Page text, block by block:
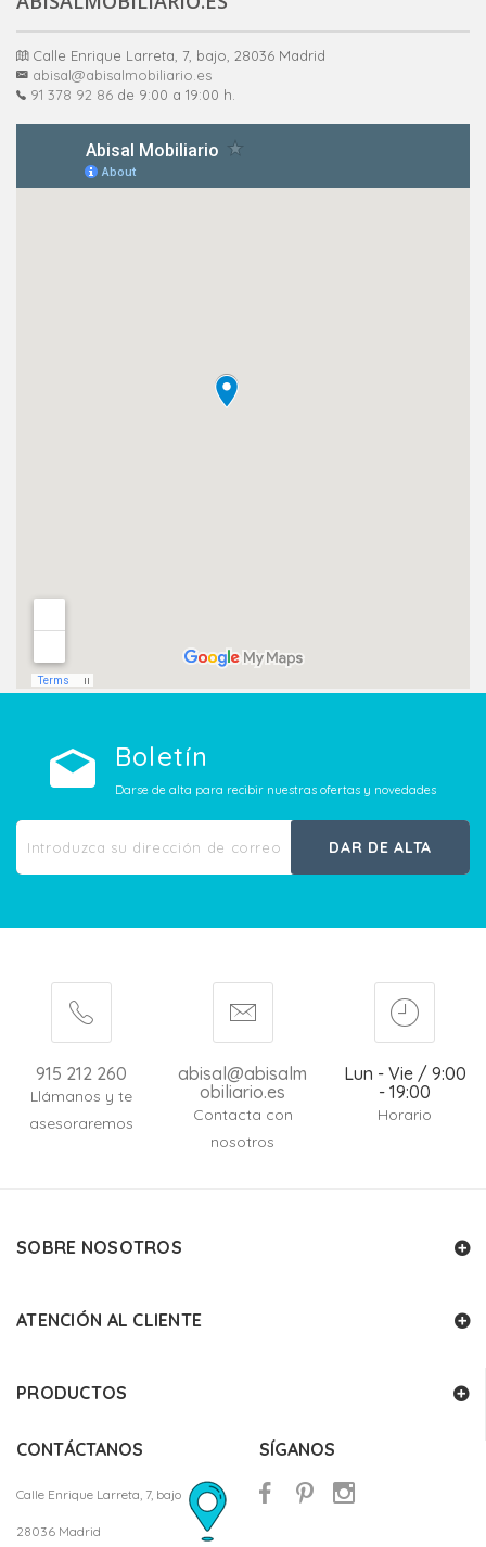
Calle Enrique Larreta, 7, bajo, 28036 Madrid
abisal@abisalmobiliario.es
91 378 92 86 de 9:00 a 19:00 h.
Boletín
Darse de alta para recibir nuestras ofertas y novedades
DAR DE ALTA
915 212 260
Llámanos y te
asesoraremos
abisal@abisalm
obiliario.es
Contacta con
nosotros
Lun - Vie / 9:00
- 19:00
Horario
SOBRE NOSOTROS
ATENCIÓN AL CLIENTE
PRODUCTOS
CONTÁCTANOS
Calle Enrique Larreta, 7, bajo
28036 Madrid
SÍGANOS